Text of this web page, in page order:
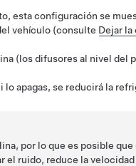
esta configuración se
vehículo (consulte Dejar
(los difusores al nivel del
apagas, se reducirá la
por lo que es posible
el ruido, reduce la